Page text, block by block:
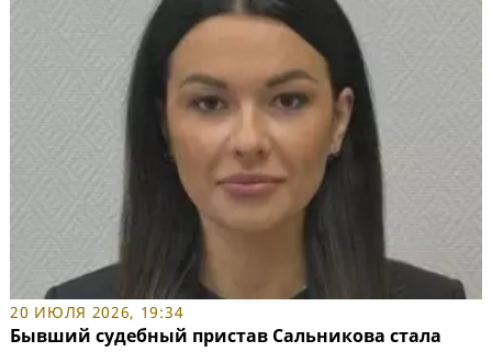
20 ИЮЛЯ 2026, 19:34
Бывший судебный пристав Сальникова стала